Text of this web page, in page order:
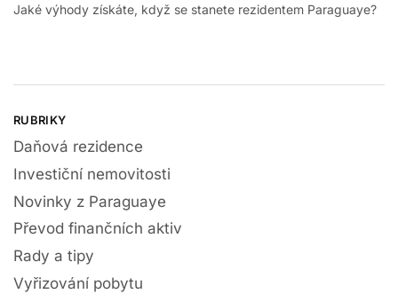
Jaké výhody získáte, když se stanete rezidentem Paraguaye?
RUBRIKY
Daňová rezidence
Investiční nemovitosti
Novinky z Paraguaye
Převod finančních aktiv
Rady a tipy
Vyřizování pobytu